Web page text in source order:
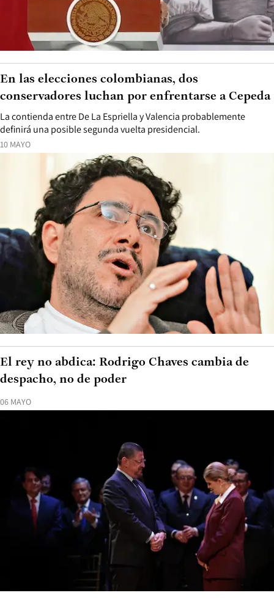
10 MAYO
La contienda entre De La Espriella y Valencia probablemente
definirá una posible segunda vuelta presidencial.
En las elecciones colombianas, dos
conservadores luchan por enfrentarse a Cepeda
06 MAYO
El rey no abdica: Rodrigo Chaves cambia de
despacho, no de poder